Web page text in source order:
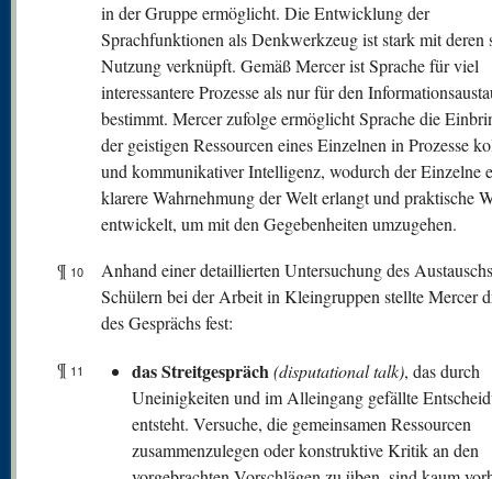
in der Gruppe ermöglicht. Die Entwicklung der
Sprachfunktionen als Denkwerkzeug ist stark mit deren
Nutzung verknüpft. Gemäß Mercer ist Sprache für viel
interessantere Prozesse als nur für den
bestimmt. Mercer zufolge ermöglicht Sprache die
der geistigen Ressourcen eines Einzelnen in Prozesse
und kommunikativer Intelligenz, wodurch der Einzelne
klarere Wahrnehmung der Welt erlangt und praktische
entwickelt, um mit den Gegebenheiten umzugehen.
¶ 10
Anhand einer detaillierten Untersuchung des
Schülern bei der Arbeit in Kleingruppen stellte Mercer
des Gesprächs fest:
¶ 11 das Streitgespräch (disputational talk), das durch
Uneinigkeiten und im Alleingang gefällte
entsteht. Versuche, die gemeinsamen Ressourcen
zusammenzulegen oder konstruktive Kritik an den